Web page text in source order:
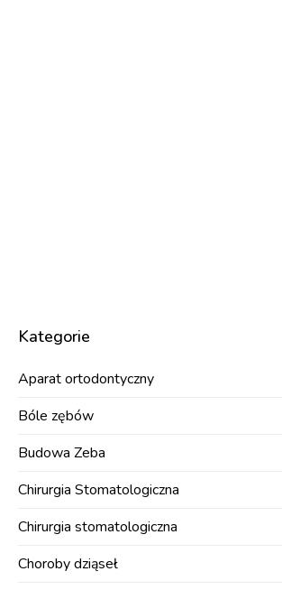
Kategorie
Aparat ortodontyczny
Bóle zębów
Budowa Zeba
Chirurgia Stomatologiczna
Chirurgia stomatologiczna
Choroby dziąseł